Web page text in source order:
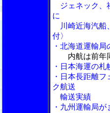
ジェネック、
に
川崎近海汽船
付〉
・北海道運輸
内航は前年
・日本海運の
・日本長距離
ク航送
輸送実績
・九州運輸局